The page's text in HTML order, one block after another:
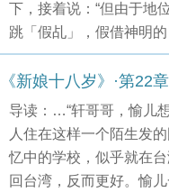
下，接着说：“但由于地
跳「假乩」，假借神明
《新娘十八岁》·第22
导读：…“轩哥哥，愉儿
人住在这样一个陌生发
忆中的学校，似乎就在
回台湾，反而更好。愉